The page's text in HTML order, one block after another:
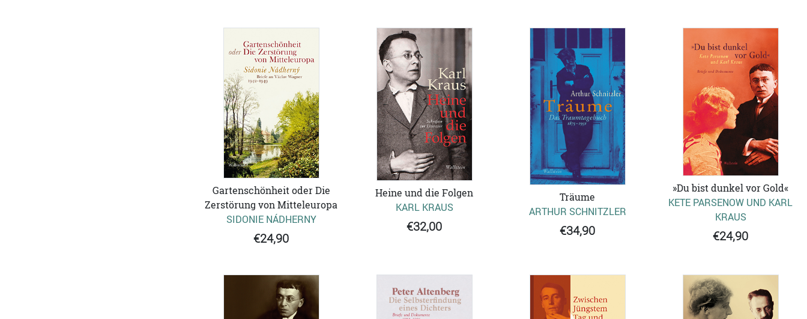
Gartenschönheit oder Die
Zerstörung von Mitteleuropa
SIDONIE NÁDHERNY
€24,90
Heine und die Folgen
KARL KRAUS
€32,00
Träume
ARTHUR SCHNITZLER
€34,90
»Du bist dunkel vor Gold«
KETE PARSENOW UND KARL
KRAUS
€24,90